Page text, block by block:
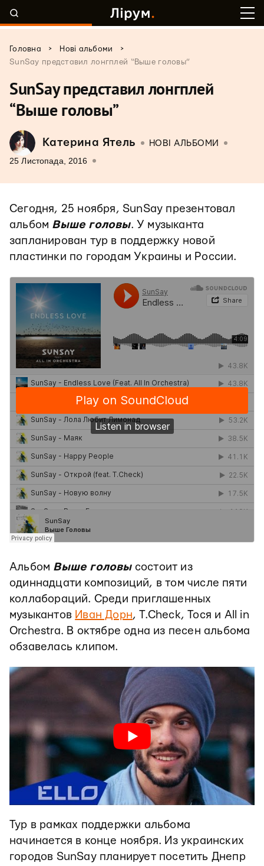
Головна > Нові альбоми
>
SunSay представил лонгплей “Выше головы”
SunSay представил лонгплей
“Выше головы”
Катерина Ятель НОВІ АЛЬБОМИ
25 Листопада, 2016
Сегодня, 25 ноября, SunSay презентовал
альбом Выше головы. У музыканта
запланирован тур в поддержку новой
пластинки по городам Украины и России.
Альбом Выше головысостоит из
одиннадцати композиций, в том числе пяти
коллабораций. Среди приглашенных
музыкантов Иван Дорн, T.Check, Тося и All in
Orchestra. В октябре одна из песен альбома
обзавелась клипом.
Тур в рамках поддержки альбома
начинается в конце ноября. Из украинских
городов SunSay планирует посетить Днепр